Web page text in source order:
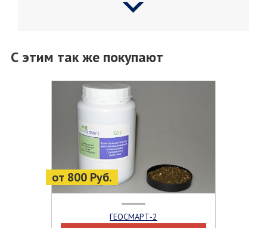
С этим так же покупают
от 800 Руб.
ГЕОСМАРТ-2